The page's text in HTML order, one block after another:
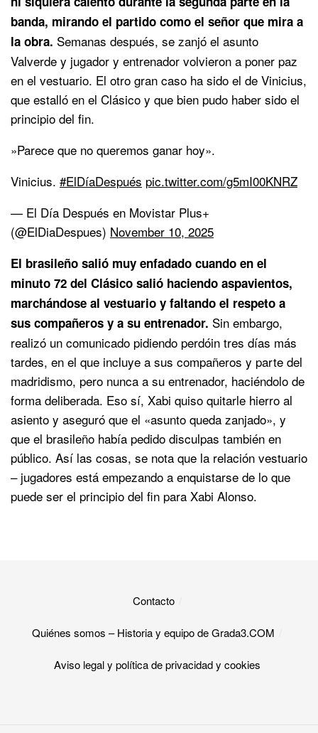
banda, mirando el partido como el señor que mira a
la obra. Semanas después, se zanjó el asunto
Valverde y jugador y entrenador volvieron a poner paz
en el vestuario. El otro gran caso ha sido el de Vinicius,
que estalló en el Clásico y que bien pudo haber sido el
principio del fin.
»Parece que no queremos ganar hoy».
Vinicius. #ElDíaDespués pic.twitter.com/g5mI00KNRZ
— El Día Después en Movistar Plus+
(@ElDiaDespues) November 10, 2025
El brasileño salió muy enfadado cuando en el
minuto 72 del Clásico salió haciendo aspavientos,
marchándose al vestuario y faltando el respeto a
sus compañeros y a su entrenador. Sin embargo,
realizó un comunicado pidiendo perdóin tres días más
tardes, en el que incluye a sus compañeros y parte del
madridismo, pero nunca a su entrenador, haciéndolo de
forma deliberada. Eso sí, Xabi quiso quitarle hierro al
asiento y aseguró que el «asunto queda zanjado», y
que el brasileño había pedido disculpas también en
público. Así las cosas, se nota que la relación vestuario
– jugadores está empezando a enquistarse de lo que
puede ser el principio del fin para Xabi Alonso.
Contacto
Quiénes somos – Historia y equipo de Grada3.COM
Aviso legal y política de privacidad y cookies​